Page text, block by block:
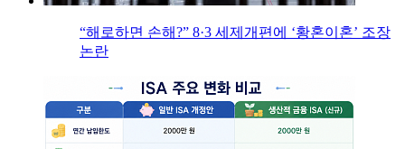
“해로하면 손해?” 8·3 세제개편에 ‘황혼이혼’ 조장
논란